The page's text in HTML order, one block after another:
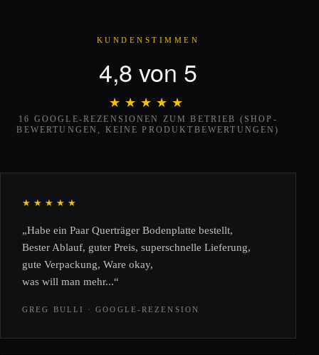
KUNDENSTIMMEN
4,8 von 5
★★★★★
★★★★★
16 GOOGLE-REZENSIONEN ZUM BETRIEB (SHOP-
BEWERTUNGEN, KEINE PRODUKTBEWERTUNGEN)
★★★★★
„Habe ein Paar Querträger Bodenplatte bestellt,
Bester Ablauf, guter Preis, superschnelle Lieferung,
gute Verpackung, Ware okay,
was will man mehr...“
GREG BULLI · GOOGLE-REZENSION